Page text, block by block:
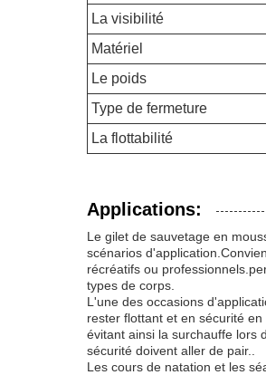
La visibilité
Matériel
Le poids
Type de fermeture
La flottabilité
Applications:
Le gilet de sauvetage en
scénarios
récréatifs ou
types de corps.
L'une des occasions
rester flottant et en sécurité
évitant ainsi la surchauffe lors
sécurité doivent aller de pair..
Les cours de natation et les